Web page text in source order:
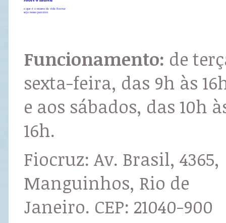
o que é o museu da vida fiocruz
seja nosso parceiro
Funcionamento: de
sexta-feira, das 9h às
e aos sábados, das 10h
16h.
Fiocruz: Av. Brasil, 4365,
Manguinhos, Rio de
Janeiro. CEP: 21040-900